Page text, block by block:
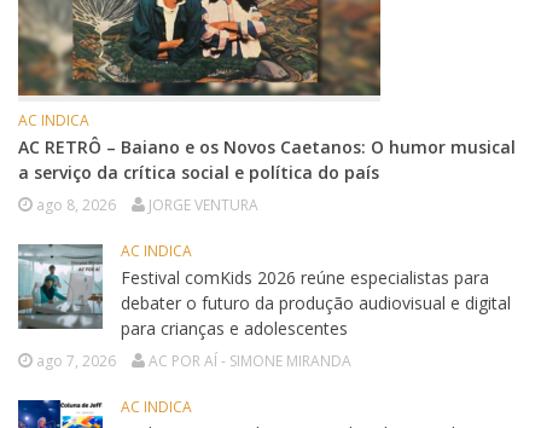
AC INDICA
AC RETRÔ – Baiano e os Novos Caetanos: O humor musical
a serviço da crítica social e política do país
ago 8, 2026 JORGE VENTURA
AC INDICA
Festival comKids 2026 reúne especialistas para
debater o futuro da produção audiovisual e digital
para crianças e adolescentes
ago 7, 2026 AC POR AÍ - SIMONE MIRANDA
AC INDICA